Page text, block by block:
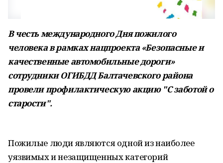
В честь международного Дня пожилого
человека в рамках нацпроекта «Безопасные и
качественные автомобильные дороги»
сотрудники ОГИБДД Балтачевского района
провели профилактическую акцию "С заботой о
старости".
Пожилые люди являются одной из наиболее
уязвимых и незащищенных категорий